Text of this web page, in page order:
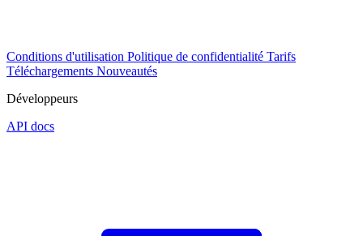
Conditions d'utilisation Politique de confidentialité Tarifs
Téléchargements Nouveautés
Développeurs
API docs